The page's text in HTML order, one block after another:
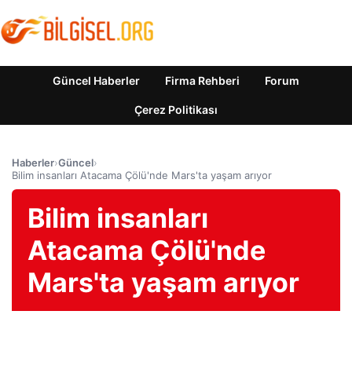
Güncel Haberler Firma Rehberi Forum
Çerez Politikası
Haberler›Güncel›
Bilim insanları Atacama Çölü'nde Mars'ta yaşam arıyor
Bilim insanları
Atacama Çölü'nde
Mars'ta yaşam arıyor